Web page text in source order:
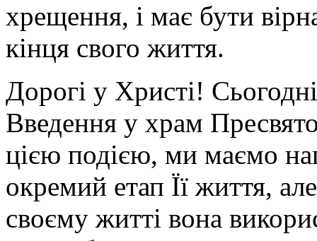
хрещення, і має бути
кінця свого життя.
Дорогі у Христі!
Введення у храм
цією подією, ми маємо
окремий етап Її життя,
своєму житті вона